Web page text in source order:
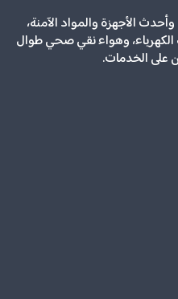
الأجهزة والمواد الآمنة،
الكهرباء، وهواء نقي صحي طوال